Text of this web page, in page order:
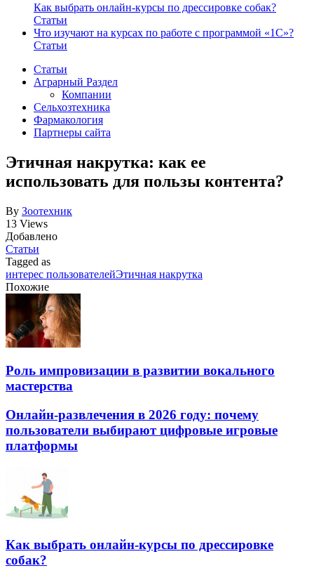
Как выбрать онлайн-курсы по дрессировке собак?
Статьи
Что изучают на курсах по работе с программой «1С»?
Статьи
Статьи
Аграрный Раздел
Компании
Сельхозтехника
Фармакология
Партнеры сайта
Этичная накрутка: как ее
использовать для пользы контента?
By Зоотехник
13 Views
Добавлено
Статьи
Tagged as
интерес пользователейЭтичная накрутка
Похожие
Роль импровизации в развитии вокального
мастерства
Онлайн-развлечения в 2026 году: почему
пользователи выбирают цифровые игровые
платформы
Как выбрать онлайн-курсы по дрессировке
собак?